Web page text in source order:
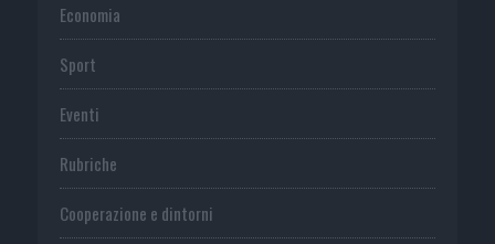
Economia
Sport
Eventi
Rubriche
Cooperazione e dintorni